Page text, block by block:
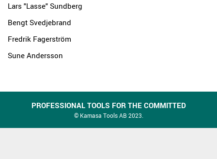
Lars "Lasse" Sundberg
Bengt Svedjebrand
Fredrik Fagerström
Sune Andersson
PROFESSIONAL TOOLS FOR THE COMMITTED
© Kamasa Tools AB 2023.